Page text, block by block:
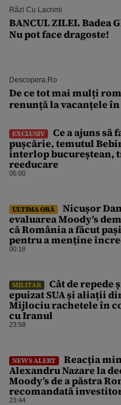
Râzi Cu Lacrimi
BANCUL ZILEI. Badea
Nu pot face dragoste!
Descopera.ro
De ce tot mai mulți
renunță la vacanțele în
EXCLUSIV
Ce a ajuns să
pușcărie, temutul
interlop bucureștean,
reeducare
05:00
ULTIMA ORĂ
Nicușor
evaluarea Moody’s
că România a făcut
pentru a menține
investitorilor: „Totuși,
00:18
MILITAR
Cât de repede
epuizat SUA și aliații
Mijlociu rachetele în
cu Iranul
23:58
NEWS ALERT
Reacția
Alexandru Nazare la
Moody’s de a păstra
recomandată
un răgaz, dar în niciun
23:44